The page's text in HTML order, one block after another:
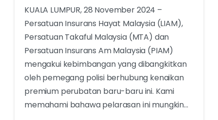
KUALA LUMPUR, 28 November 2024 –
Persatuan Insurans Hayat Malaysia (LIAM),
Persatuan Takaful Malaysia (MTA) dan
Persatuan Insurans Am Malaysia (PIAM)
mengakui kebimbangan yang dibangkitkan
oleh pemegang polisi berhubung kenaikan
premium perubatan baru-baru ini. Kami
memahami bahawa pelarasan ini mungkin...